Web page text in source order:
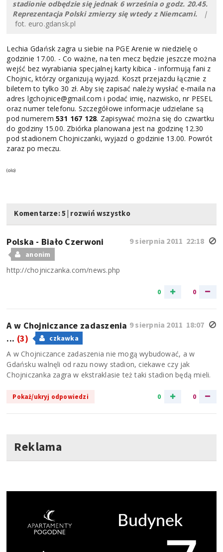
stadionie odbędzie się jednak 6 września o godz. 20.45.
Reprezentacja Polski zmierzy się wtedy z Niemcami.|
fot. euro.gdansk.pl
Lechia Gdańsk zagra u siebie na PGE Arenie w niedzielę o
godzinie 17.00. - Co ważne, na ten mecz będzie jeszcze można
wejść bez wyrabiania specjalnej karty kibica - informują fani z
Chojnic, którzy organizują wyjazd. Koszt przejazdu łącznie z
biletem to tylko 30 zł. Aby się zapisać należy wysłać e-maila na
adres lgchojnice@gmail.com i podać imię, nazwisko, nr PESEL
oraz numer telefonu. Szczegółowe informacje udzielane są
pod numerem 531 167 128. Zapisywać można się do czwartku
do godziny 15.00. Zbiórka planowana jest na godzinę 12.30
pod stadionem Chojniczanki, wyjazd o godzinie 13.00. Powrót
zaraz po meczu.
(olo)
Komentarze: 5 | rozwiń wszystko
9 sierpnia 2011 22:18
Polska - Biało Czerwoni
anonim
http://chojniczanka.com/news.php
0 0
9 sierpnia 2011 18:07
A w Chojniczance zadaszenia
... (3) czkawka
A w Chojniczance zadaszenia nie mogą wybudować, a w
Gdańsku walnęli od razu nowy stadion, ciekawe czy jak
Chojniczanka zagra w ekstraklasie też taki stadion będą mieli.
0 0
Pokaż/ukryj odpowiedzi
Reklama